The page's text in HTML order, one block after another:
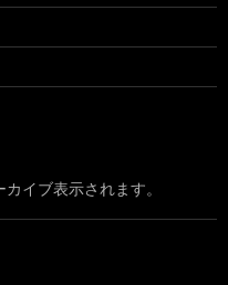
イブ表示されます。